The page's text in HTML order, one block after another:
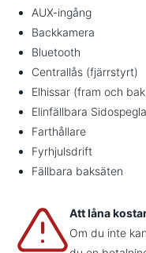
AUX-ingång
Backkamera
Bluetooth
Centrallås (fjärrstyrt)
Elhissar (fram och
Elinfällbara
Farthållare
Fyrhjulsdrift
Fällbara baksäten
Att låna
Om du inte